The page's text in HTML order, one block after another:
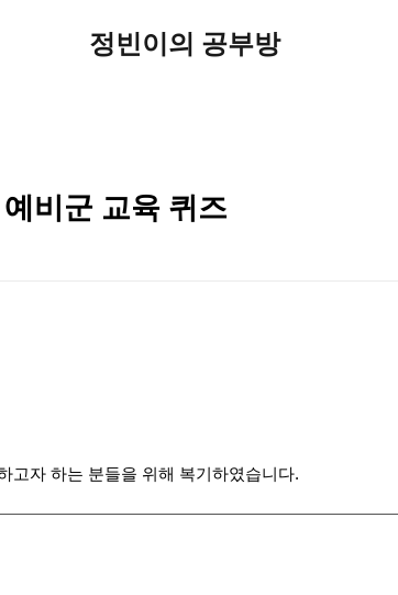
정빈이의 공부방
예비군 교육 퀴즈
고자 하는 분들을 위해 복기하였습니다.